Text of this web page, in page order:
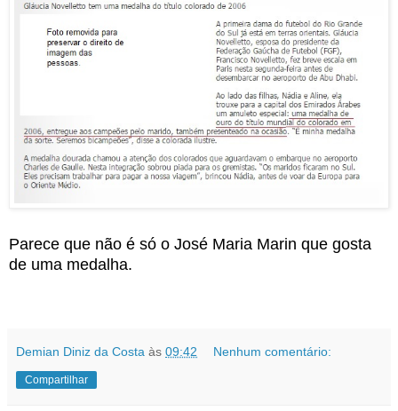
Parece que não é só o José Maria Marin que gosta
de uma medalha.
Demian Diniz da Costa às 09:42 Nenhum comentário:
Compartilhar